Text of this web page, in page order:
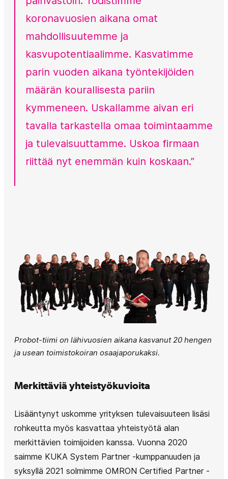
koronavuosien aikana omat
mahdollisuutemme ja
kasvupotentiaalimme. Kasvatimme
parin vuoden aikana työntekijöiden
määrän kourallisesta pariin
kymmeneen. Uskallamme aivan eri
tavalla tarkastella omaa toimintaamme
ja tulevaisuuttamme. Uskoa firmaan
riittää nyt enemmän kuin koskaan.”
Probot-tiimi on lähivuosien aikana kasvanut 20 hengen
ja usean toimistokoiran osaajaporukaksi.
Merkittäviä yhteistyökuvioita
Lisääntynyt uskomme yrityksen tulevaisuuteen lisäsi
rohkeutta myös kasvattaa yhteistyötä alan
merkittävien toimijoiden kanssa. Vuonna 2020
saimme KUKA System Partner -kumppanuuden ja
syksyllä 2021 solmimme OMRON Certified Partner -